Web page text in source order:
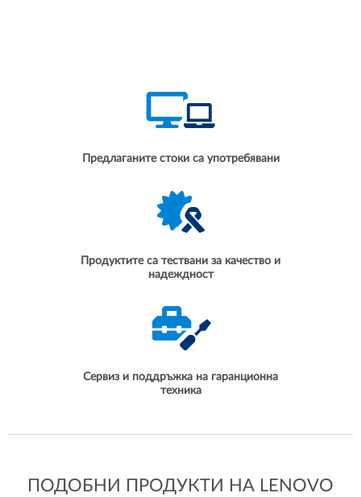
Предлаганите стоки са употребявани
Продуктите са тествани за качество и
надеждност
Сервиз и поддръжка на гаранционна
техника
ПОДОБНИ ПРОДУКТИ НА LENOVO